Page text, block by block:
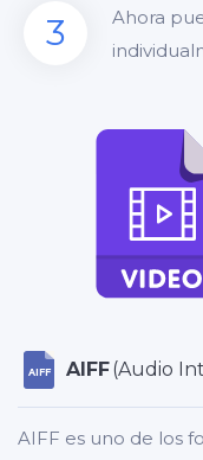
3
Ahora
AIFF AIFF(Audio
AIFF es uno de los